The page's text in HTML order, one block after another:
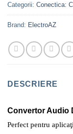
Categorii: Conectica:
Brand: ElectroAZ
DESCRIERE
Convertor Audio
Perfect pentru